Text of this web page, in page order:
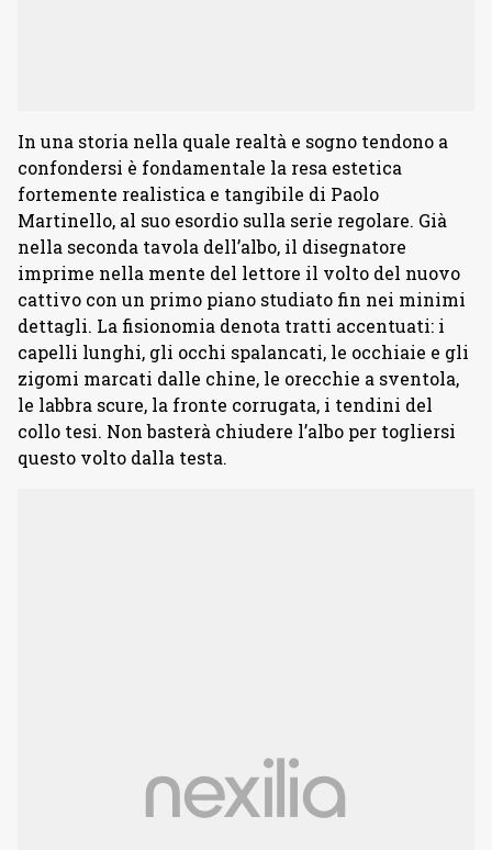
In una storia nella quale realtà e sogno tendono a
confondersi è fondamentale la resa estetica
fortemente realistica e tangibile di Paolo
Martinello, al suo esordio sulla serie regolare. Già
nella seconda tavola dell’albo, il disegnatore
imprime nella mente del lettore il volto del nuovo
cattivo con un primo piano studiato fin nei minimi
dettagli. La fisionomia denota tratti accentuati: i
capelli lunghi, gli occhi spalancati, le occhiaie e gli
zigomi marcati dalle chine, le orecchie a sventola,
le labbra scure, la fronte corrugata, i tendini del
collo tesi. Non basterà chiudere l’albo per togliersi
questo volto dalla testa.